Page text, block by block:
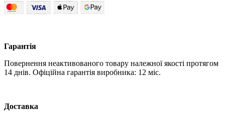
Гарантія
Повернення неактивованого товару належної якості протягом
14 днів. Офіційна гарантія виробника: 12 міс.
Доставка